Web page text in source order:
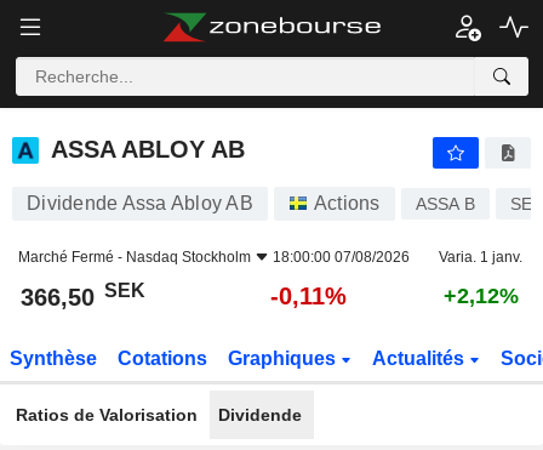
ASSA ABLOY AB
ASSA ABLOY AB
Dividende Assa Abloy AB Actions ASSA B
Marché Fermé - Nasdaq Stockholm 18:00:00 07/08/2026 Varia. 1 janv.
366,50 SEK -0,11% +2,12%
Synthèse Cotations Graphiques Actualités
Ratios de Valorisation Dividende